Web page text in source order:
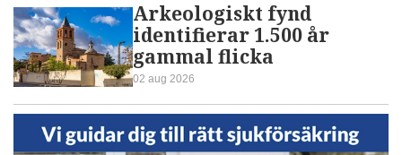
Arkeologiskt fynd
identifierar 1.500 år
gammal flicka
02 aug 2026